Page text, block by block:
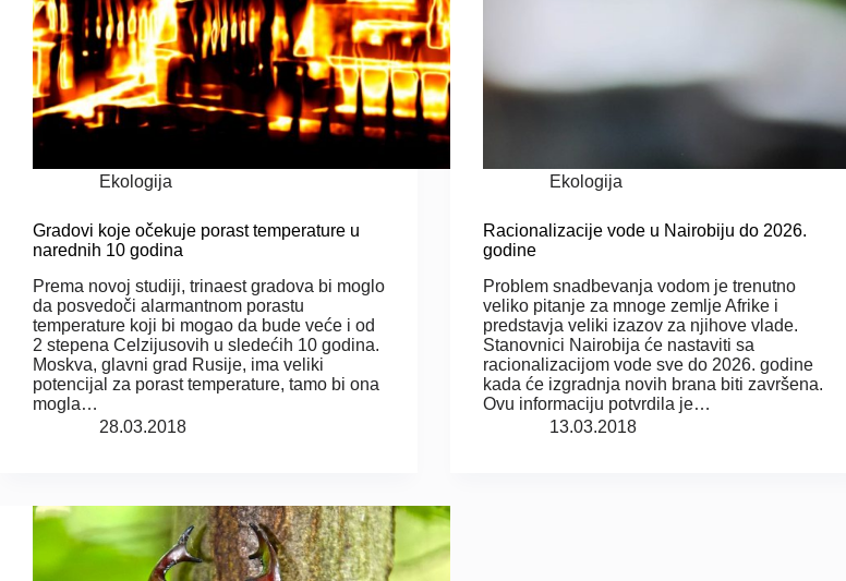
Ekologija
Gradovi koje očekuje porast temperature u
narednih 10 godina
Prema novoj studiji, trinaest gradova bi moglo
da posvedoči alarmantnom porastu
temperature koji bi mogao da bude veće i od
2 stepena Celzijusovih u sledećih 10 godina.
Moskva, glavni grad Rusije, ima veliki
potencijal za porast temperature, tamo bi ona
mogla…
28.03.2018
Ekologija
Racionalizacije vode u Nairobiju do 2026.
godine
Problem snadbevanja vodom je trenutno
veliko pitanje za mnoge zemlje Afrike i
predstavja veliki izazov za njihove vlade.
Stanovnici Nairobija će nastaviti sa
racionalizacijom vode sve do 2026. godine
kada će izgradnja novih brana biti završena.
Ovu informaciju potvrdila je…
13.03.2018